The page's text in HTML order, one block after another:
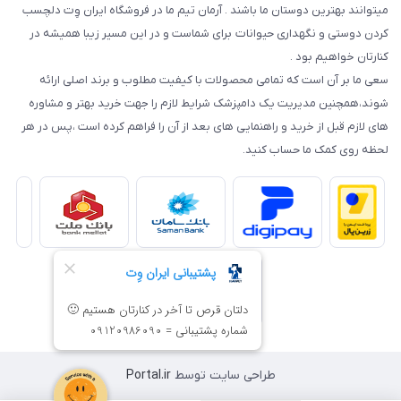
میتوانند بهترین دوستان ما باشند . آرمان تیم ما در فروشگاه ایران وِت دلچسب
کردن دوستی و نگهداری حیوانات برای شماست و در این مسیر زیبا همیشه در
کنارتان خواهیم بود .
سعی ما بر آن است که تمامی محصولات با کیفیت مطلوب و برند اصلی ارائه
شوند،همچنین مدیریت یک دامپزشک شرایط لازم را جهت خرید بهتر و مشاوره
های لازم قبل از خرید و راهنمایی های بعد از آن را فراهم کرده است ،پس در هر
لحظه روی کمک ما حساب کنید.
طراحی سایت توسطPortal.ir